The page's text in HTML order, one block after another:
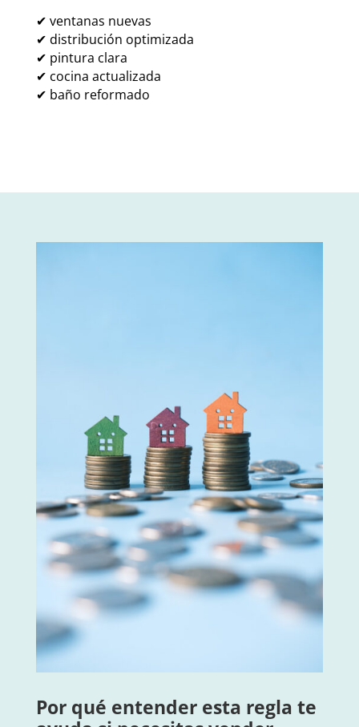
✔ ventanas nuevas
✔ distribución optimizada
✔ pintura clara
✔ cocina actualizada
✔ baño reformado
Por qué entender esta regla te